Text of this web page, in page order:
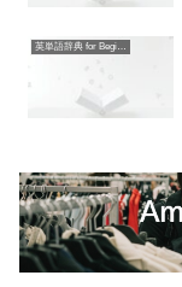
英単語辞典 for Beginners